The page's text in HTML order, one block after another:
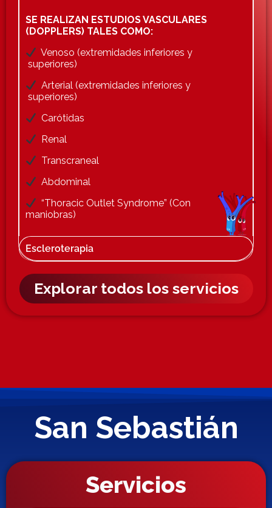
SE REALIZAN ESTUDIOS VASCULARES
(DOPPLERS) TALES COMO:
Venoso (extremidades inferiores y
superiores)
Arterial (extremidades inferiores y
superiores)
Carótidas
Renal
Transcraneal
Abdominal
“Thoracic Outlet Syndrome” (Con
maniobras)
Escleroterapia
Explorar todos los servicios
San Sebastián
Servicios